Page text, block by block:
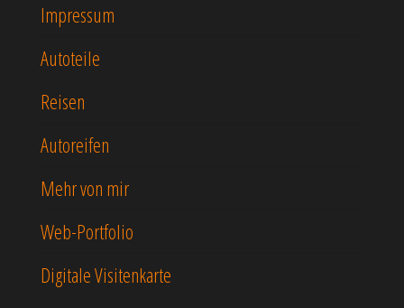
Impressum
Autoteile
Reisen
Autoreifen
Mehr von mir
Web-Portfolio
Digitale Visitenkarte